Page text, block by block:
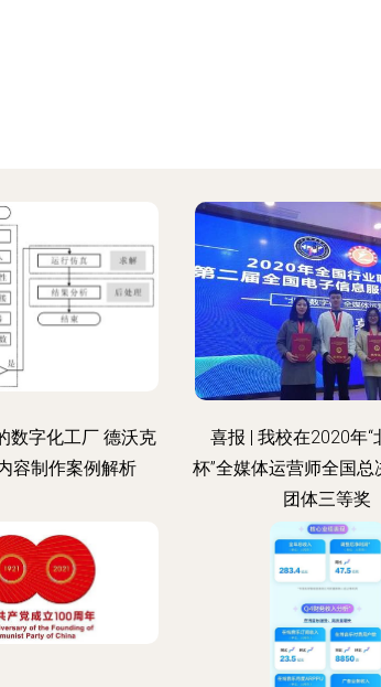
数字化工厂 德沃克
容制作案例解析
喜报 | 我校在2020年“
杯”全媒体运营师全国总
团体三等奖